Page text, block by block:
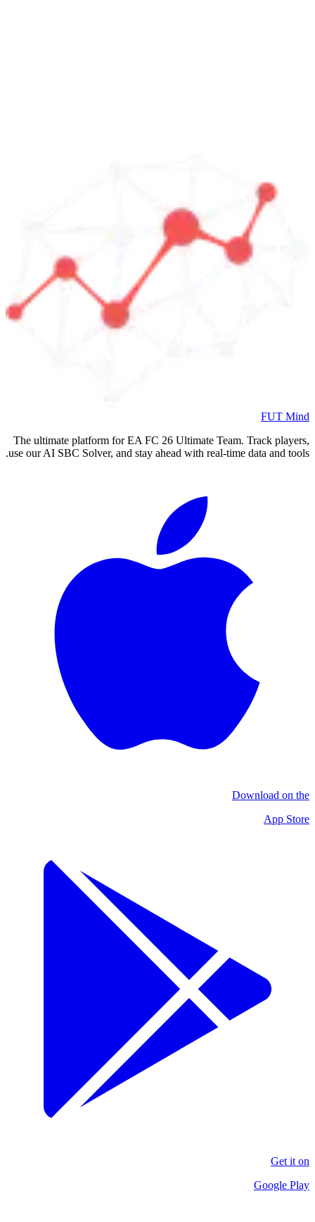
FUT Mind
The ultimate platform for EA FC 26 Ultimate Team. Track players,
use our AI SBC Solver, and stay ahead with real-time data and tools.
Download on the
App Store
Get it on
Google Play